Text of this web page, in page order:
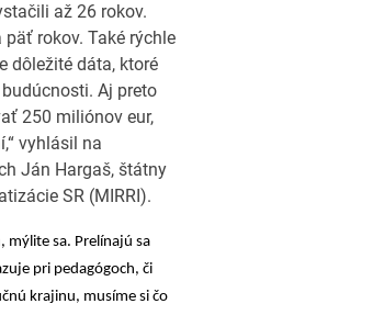
až 26 rokov.
rokov. Také rýchle
dôležité dáta, ktoré
Aj preto
250 miliónov eur,
vyhlásil na
Ján Hargaš, štátny
SR (MIRRI).
mýlite sa. Prelínajú sa
pri pedagógoch, či
krajinu, musíme si čo